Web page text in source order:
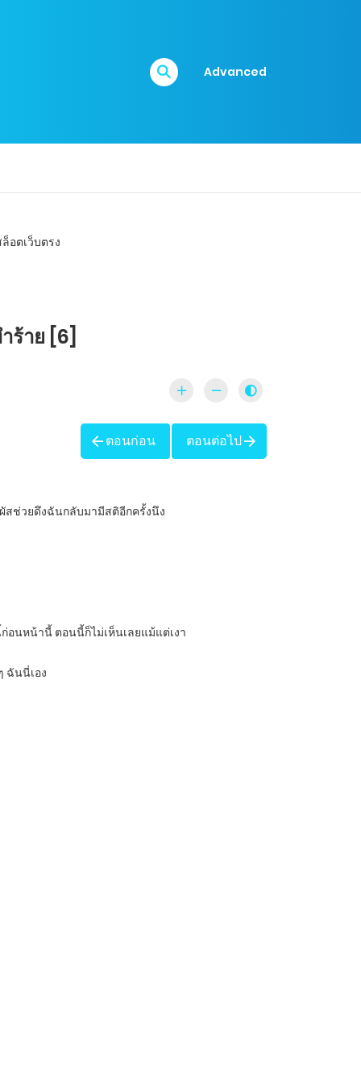
Advanced
ร้าย [6]
ตอนก่อน ตอนต่อไป
สช่วยดึงฉันกลับมามีสติอีกครั้งนึง
อนหน้านี้ ตอนนี้ก็ไม่เห็นเลยแม้แต่เงา
ฉันนี่เอง